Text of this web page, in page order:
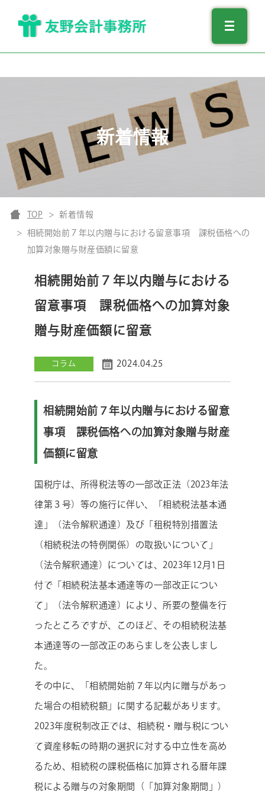
新着情報
TOP 新着情報
相続開始前７年以内贈与における留意事項 課税価格への
加算対象贈与財産価額に留意
相続開始前７年以内贈与における
留意事項 課税価格への加算対象
贈与財産価額に留意
コラム 2024.04.25
相続開始前７年以内贈与における留意
事項 課税価格への加算対象贈与財産
価額に留意
国税庁は、所得税法等の一部改正法（2023年法
律第３号）等の施行に伴い、「相続税法基本通
達」（法令解釈通達）及び「租税特別措置法
（相続税法の特例関係）の取扱いについて」
（法令解釈通達）については、2023年12月1日
付で「相続税法基本通達等の一部改正につい
て」（法令解釈通達）により、所要の整備を行
ったところですが、このほど、その相続税法基
本通達等の一部改正のあらましを公表しまし
た。
その中に、「相続開始前７年以内に贈与があっ
た場合の相続税額」に関する記載があります。
2023年度税制改正では、相続税・贈与税につい
て資産移転の時期の選択に対する中立性を高め
るため、相続税の課税価格に加算される暦年課
税による贈与の対象期間（「加算対象期間」）